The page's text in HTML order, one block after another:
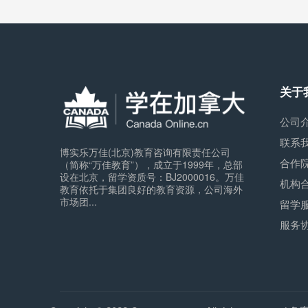
博实乐万佳(北京)教育咨询有限责任公司
（简称“万佳教育”），成立于1999年，总部
设在北京，留学资质号：BJ2000016。万佳
教育依托于集团良好的教育资源，公司海外
市场团...
关于
公司
联系
合作
机构
留学
服务